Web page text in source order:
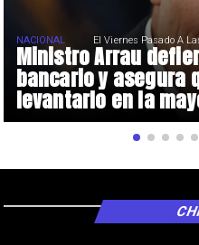
Ministro Arrau
bancario y asegura
levantarlo en la
NACIONAL El Viernes Pasado A